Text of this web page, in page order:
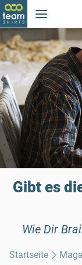
Gibt es
Wie Dir
Startseite